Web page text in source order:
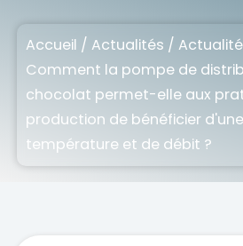
Produit
À propos
Qualité
Accueil /Actualités /
Comment la pompe de
chocolat permet-elle aux
production de bénéficier
température et de débit ?